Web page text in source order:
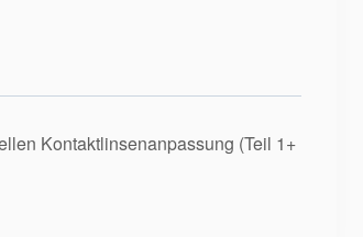
Kontaktlinsenanpassung (Teil 1+